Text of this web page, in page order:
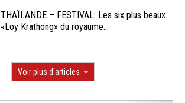
THAÏLANDE – FESTIVAL: Les six plus beaux
«Loy Krathong» du royaume...
Voir plus d'articles